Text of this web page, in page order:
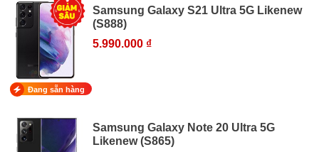
Samsung Galaxy S21 Ultra 5G Likenew
(S888)
5.990.000 ₫
Đang sẵn hàng
Samsung Galaxy Note 20 Ultra 5G
Likenew (S865)